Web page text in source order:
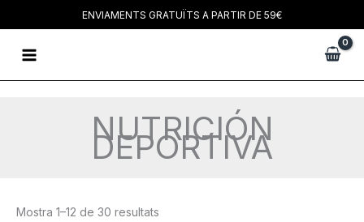
al
contingut
ENVIAMENTS GRATUÏTS A PARTIR DE 59€
Main
NUTRICIÓN
DEPORTIVA
Mostra 1–12 de 30 resultats